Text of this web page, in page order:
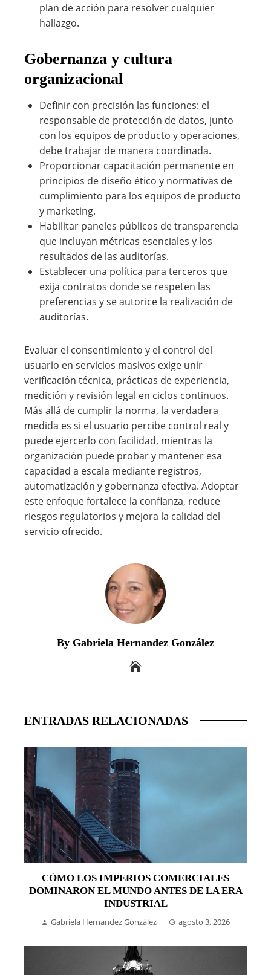
plan de acción para resolver cualquier
hallazgo.
Gobernanza y cultura
organizacional
Definir con precisión las funciones: el
responsable de protección de datos, junto
con los equipos de producto y operaciones,
debe trabajar de manera coordinada.
Proporcionar capacitación permanente en
principios de diseño ético y normativas de
cumplimiento para los equipos de producto
y marketing.
Habilitar paneles públicos de transparencia
que incluyan métricas esenciales y los
resultados de las auditorías.
Establecer una política para terceros que
exija contratos donde se respeten las
preferencias y se autorice la realización de
auditorías.
Evaluar el consentimiento y el control del
usuario en servicios masivos exige unir
verificación técnica, prácticas de experiencia,
medición y revisión legal en ciclos continuos.
Más allá de cumplir la norma, la verdadera
medida es si el usuario percibe control real y
puede ejercerlo con facilidad, mientras la
organización puede probar y mantener esa
capacidad a escala mediante registros,
automatización y gobernanza efectiva. Adoptar
este enfoque fortalece la confianza, reduce
riesgos regulatorios y mejora la calidad del
servicio ofrecido.
By Gabriela Hernandez González
ENTRADAS RELACIONADAS
CÓMO LOS IMPERIOS COMERCIALES
DOMINARON EL MUNDO ANTES DE LA ERA
INDUSTRIAL
Gabriela Hernandez González agosto 3, 2026